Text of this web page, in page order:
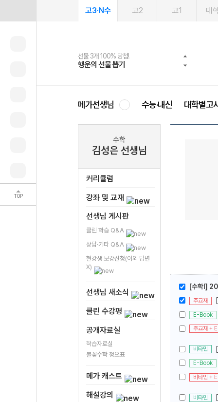
TOP
고3·N수 고2 고1 대
선물 3개 100% 당첨!
행운의 선물 뽑기
선물 100% 증정!
메가스터디 X 올리브
여름방학 스터디 캐시백
메가런 썸머스쿨
2027 러셀 단과
강사 공개선발
스마트러닝앱
설문 EVENT
메가패스
3일 무료 체험권
메가패스 수강생 무료혜택!
메가클럽 멤버십
사회공헌 캠페인
희망이룸 메가나눔
메가선생님 수능·내신 대학별고
수학
김성은 선생님
커리큘럼
강좌 및 교재
선생님 게시판
클린 학습 Q&A
상담·기타 Q&A
현강생 보강신청(이외 답변
X)
선생님 새소식
클린 수강평
공개자료실
학습자료실
불꽃수학 정오표
메가 캐스트
해설강의
[수학l]
주교재
E-Book
주교재 +
비타민
E-Book
비타민 +
비타민